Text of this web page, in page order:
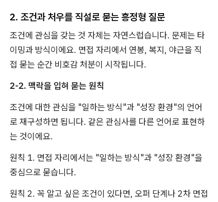
2. 조건과 처우를 직설로 묻는 흥정형 질문
조건에 관심을 갖는 것 자체는 자연스럽습니다. 문제는 타
이밍과 방식이에요. 면접 자리에서 연봉, 복지, 야근을 직
접 묻는 순간 비호감 처분이 시작됩니다.
2-2. 맥락을 입혀 묻는 원칙
조건에 대한 관심을 "일하는 방식"과 "성장 환경"의 언어
로 재구성하면 됩니다. 같은 관심사를 다른 언어로 표현하
는 것이에요.
원칙 1. 면접 자리에서는 "일하는 방식"과 "성장 환경"을
중심으로 묻습니다.
원칙 2. 꼭 알고 싶은 조건이 있다면, 오퍼 단계나 2차 면접